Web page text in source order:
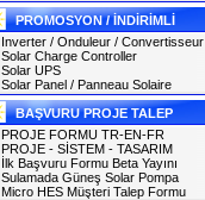
PROMOSYON / İNDİRİMLİ
Inverter / Onduleur / Convertisseur
Solar Charge Controller
Solar UPS
Solar Panel / Panneau Solaire
BAŞVURU PROJE TALEP
PROJE FORMU TR-EN-FR
PROJE - SİSTEM - TASARIM
İlk Başvuru Formu Beta Yayını
Sulamada Güneş Solar Pompa
Micro HES Müşteri Talep Formu